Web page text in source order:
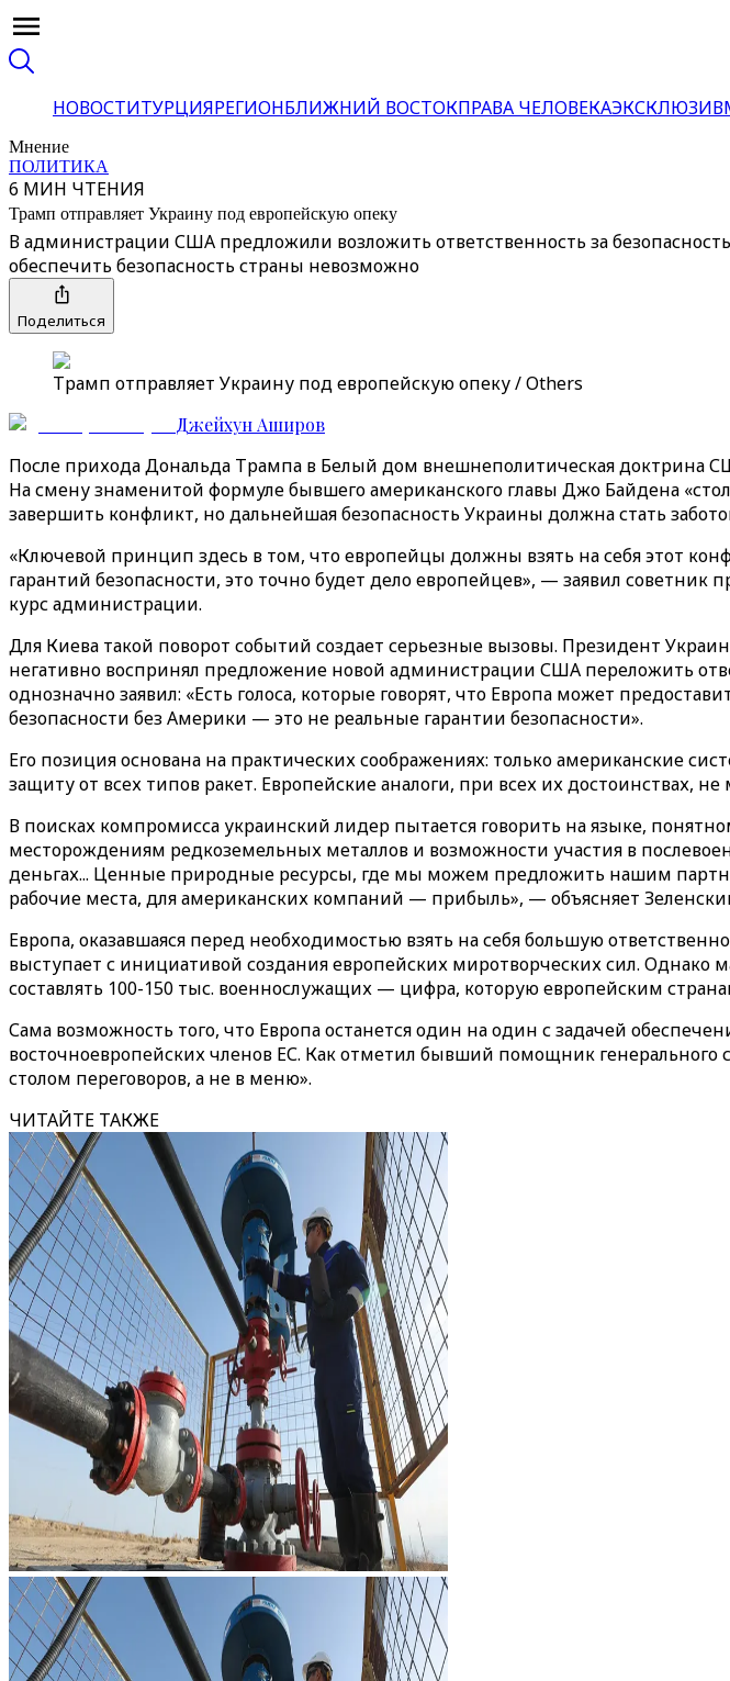
НОВОСТИТУРЦИЯРЕГИОНБЛИЖНИЙ ВОСТОКПРАВА ЧЕЛОВЕКАЭКСКЛЮЗИВ
Мнение
ПОЛИТИКА
6 МИН ЧТЕНИЯ
Трамп отправляет Украину под европейскую опеку
В администрации США предложили возложить ответственность за
обеспечить безопасность страны невозможно
Поделиться
Трамп отправляет Украину под европейскую опеку / Others
Джейхун Аширов
После прихода Дональда Трампа в Белый дом внешнеполитическая доктрина
На смену знаменитой формуле бывшего американского главы Джо Байдена
завершить конфликт, но дальнейшая безопасность Украины должна стать
«Ключевой принцип здесь в том, что европейцы должны взять на себя этот
гарантий безопасности, это точно будет дело европейцев», — заявил
курс администрации.
Для Киева такой поворот событий создает серьезные вызовы. Президент
негативно воспринял предложение новой администрации США переложить
однозначно заявил: «Есть голоса, которые говорят, что Европа может
безопасности без Америки — это не реальные гарантии безопасности».
Его позиция основана на практических соображениях: только американские
защиту от всех типов ракет. Европейские аналоги, при всех их достоинствах,
В поисках компромисса украинский лидер пытается говорить на языке,
месторождениям редкоземельных металлов и возможности участия в
деньгах... Ценные природные ресурсы, где мы можем предложить нашим
рабочие места, для американских компаний — прибыль», — объясняет
Европа, оказавшаяся перед необходимостью взять на себя большую
выступает с инициативой создания европейских миротворческих сил.
составлять 100-150 тыс. военнослужащих — цифра, которую европейским
Сама возможность того, что Европа останется один на один с задачей
восточноевропейских членов ЕС. Как отметил бывший помощник
столом переговоров, а не в меню».
ЧИТАЙТЕ ТАКЖЕ